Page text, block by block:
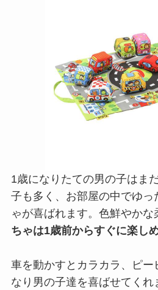
1歳になりたての男の子はま
子も多く、お部屋の中でゆっ
ゃが喜ばれます。色鮮やかな
ちゃは1歳前からすぐに楽し
車を動かすとカラカラ、ピー
なり男の子達を喜ばせてくれ